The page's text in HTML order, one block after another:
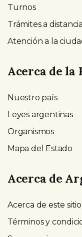
Turnos
Trámites a distancia
Atención a la
Acerca de la
Nuestro país
Leyes argentinas
Organismos
Mapa del Estado
Acerca de
Acerca de este sitio
Términos y